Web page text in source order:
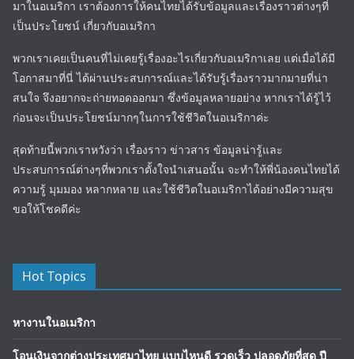
มาในอเมริกา เราต้องการให้คนไทยได้รับข้อมูลและเรื่องราวต่างๆที่
เป็นประโยชน์ เกี่ยวกับอเมริกา
พวกเราเคยเป็นคนที่ไม่เคยรู้เรื่องอะไรเกี่ยวกับอเมริกาเลย แต่เมื่อได้มี
โอกาสมาที่นี่ ได้ผ่านประสบการณ์และได้รับรู้เรื่องราวมากมายที่น่า
สนใจ จึงอยากจะถ่ายทอดออกมา ซึ่งข้อมูลหลายอย่าง หากเราได้รู้ไว้
ก่อนจะเป็นประโยชน์มากๆในการใช้ชีวิตในอเมริกาค่ะ
สุดท้ายนี้พวกเราหวังว่า เรื่องราว ข่าวสาร ข้อมูลน่ารู้และ
ประสบการณ์ต่างๆที่พวกเราตั้งใจนำเสนอนั้น จะทำให้พี่น้องคนไทยได้
ความรู้ มุมมอง หลากหลาย และใช้ชีวิตในอเมริกาได้อย่างมีความสุข
ขอให้โชคดีค่ะ
Hot Topics
หางานในอเมริกา
โอนเงินจากต่างประเทศมาไทย แบบไหนดี รวดเร็ว ปลอดภัยที่สุด ปี